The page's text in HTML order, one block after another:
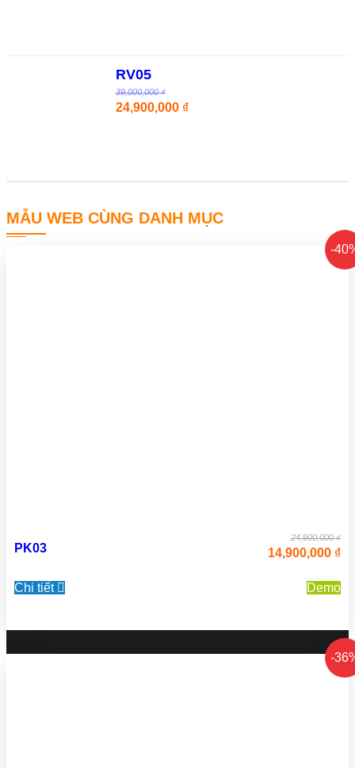
RV05
39,000,000 ₫
24,900,000 ₫
MẪU WEB CÙNG DANH MỤC
-
PK03
24,900,000 ₫
14,900,000 ₫
Chi tiết Demo
-